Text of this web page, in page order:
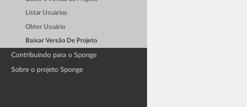
Listar Usuários
Obter Usuário
Baixar Versão De Projeto
Contribuindo para o Sponge
Sobre o projeto Sponge